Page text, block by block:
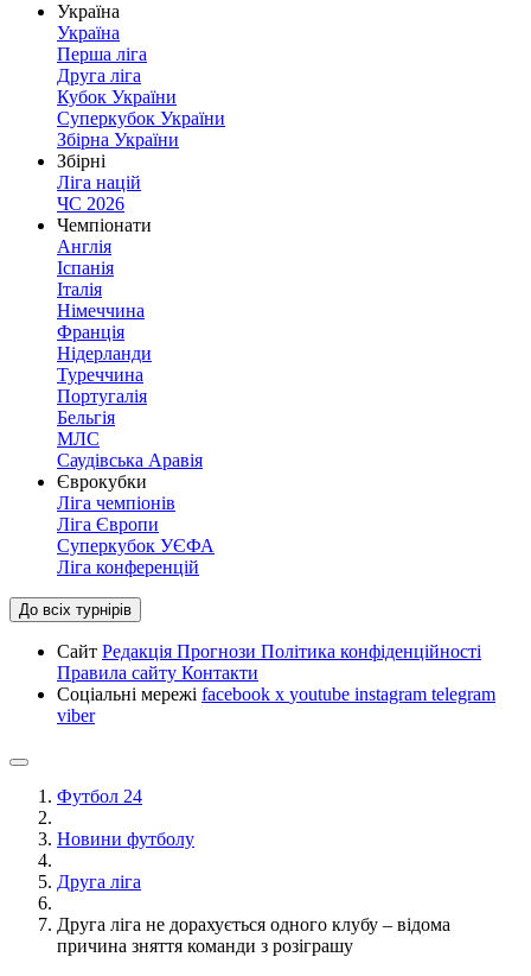
Україна
Україна
Перша ліга
Друга ліга
Кубок України
Суперкубок України
Збірна України
Збірні
Ліга націй
ЧС 2026
Чемпіонати
Англія
Іспанія
Італія
Німеччина
Франція
Нідерланди
Туреччина
Португалія
Бельгія
МЛС
Саудівська Аравія
Єврокубки
Ліга чемпіонів
Ліга Європи
Суперкубок УЄФА
Ліга конференцій
До всіх турнірів
Сайт Редакція Прогнози Політика конфіденційності
Правила сайту Контакти
Соціальні мережі facebook x youtube instagram telegram
viber
Футбол 24
Новини футболу
Друга ліга
Друга ліга не дорахується одного клубу – відома
причина зняття команди з розіграшу